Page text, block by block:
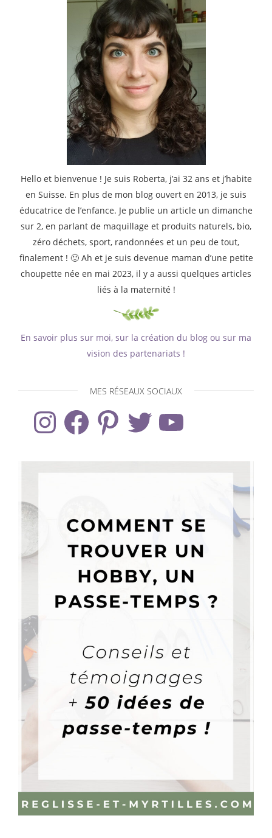
Hello et bienvenue ! Je suis Roberta, j’ai 32 ans et j’habite
en Suisse. En plus de mon blog ouvert en 2013, je suis
éducatrice de l’enfance. Je publie un article un dimanche
sur 2, en parlant de maquillage et produits naturels, bio,
zéro déchets, sport, randonnées et un peu de tout,
finalement ! 🙂 Ah et je suis devenue maman d’une petite
choupette née en mai 2023, il y a aussi quelques articles
liés à la maternité !
En savoir plus sur moi, sur la création du blog ou sur ma
vision des partenariats !
MES RÉSEAUX SOCIAUX
InstagramFacebook PinterestTwitter YouTube